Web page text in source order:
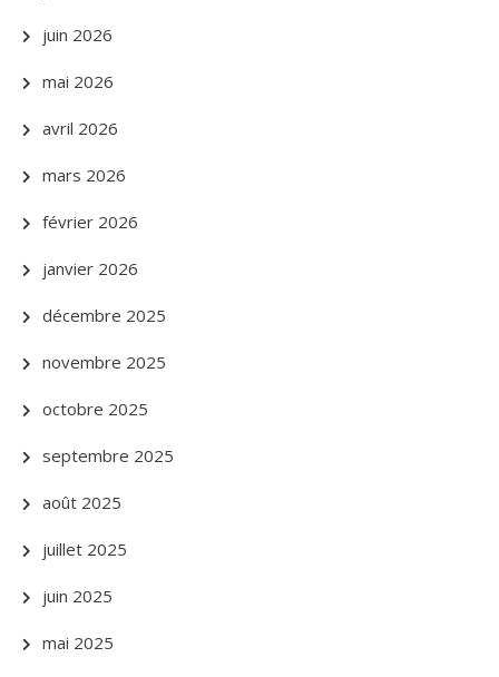
juin 2026
mai 2026
avril 2026
mars 2026
février 2026
janvier 2026
décembre 2025
novembre 2025
octobre 2025
septembre 2025
août 2025
juillet 2025
juin 2025
mai 2025